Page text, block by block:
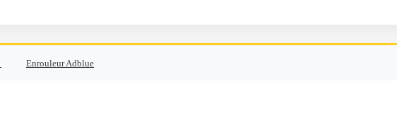
Enrouleur Adblue